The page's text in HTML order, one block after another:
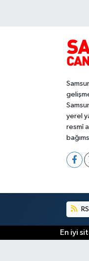
yerel
resmî
En iyi